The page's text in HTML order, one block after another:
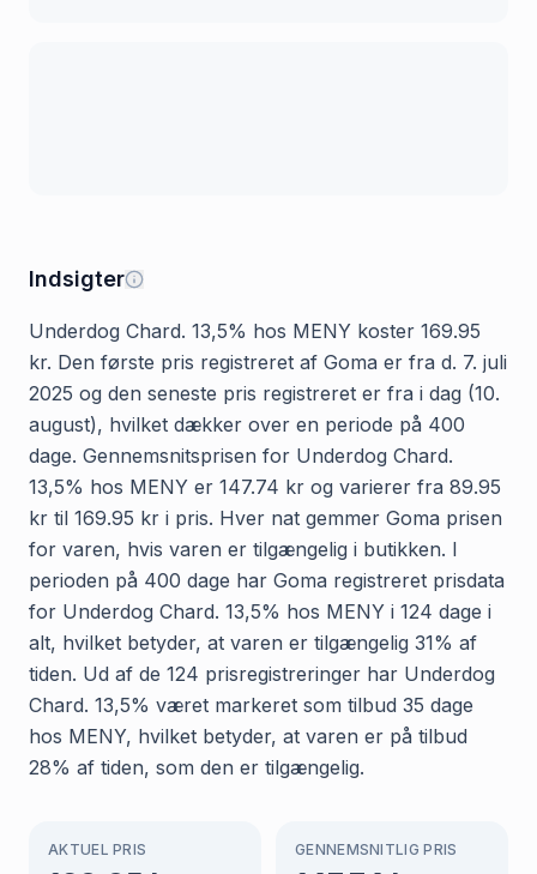
Indsigter
Underdog Chard. 13,5% hos MENY koster 169.95
kr. Den første pris registreret af Goma er fra d. 7. juli
2025 og den seneste pris registreret er fra i dag (10.
august), hvilket dækker over en periode på 400
dage. Gennemsnitsprisen for Underdog Chard.
13,5% hos MENY er 147.74 kr og varierer fra 89.95
kr til 169.95 kr i pris. Hver nat gemmer Goma prisen
for varen, hvis varen er tilgængelig i butikken. I
perioden på 400 dage har Goma registreret prisdata
for Underdog Chard. 13,5% hos MENY i 124 dage i
alt, hvilket betyder, at varen er tilgængelig 31% af
tiden. Ud af de 124 prisregistreringer har Underdog
Chard. 13,5% været markeret som tilbud 35 dage
hos MENY, hvilket betyder, at varen er på tilbud
28% af tiden, som den er tilgængelig.
AKTUEL PRIS GENNEMSNITLIG PRIS